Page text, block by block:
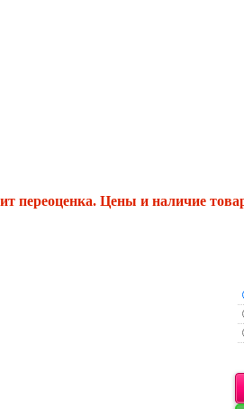
переоценка. Цены и наличие